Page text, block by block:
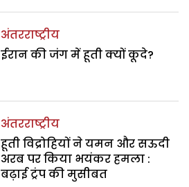
अंतरराष्ट्रीय
ईरान की जंग में हूती क्यों कूदे?
अंतरराष्ट्रीय
हूती विद्रोहियों ने यमन और सऊदी
अरब पर किया भयंकर हमला :
बढ़ाई ट्रंप की मुसीबत